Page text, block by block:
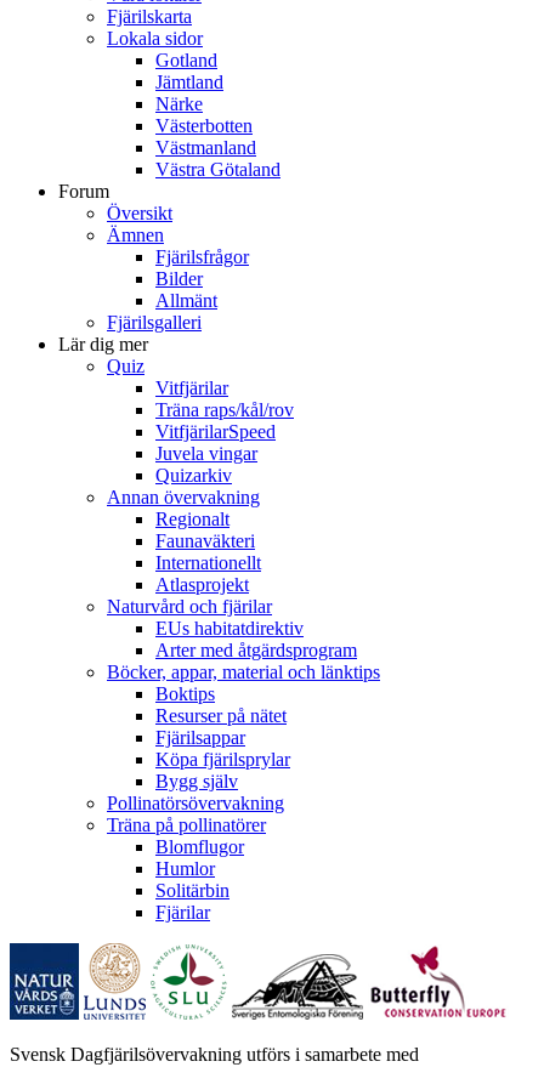
Fjärilskarta
Lokala sidor
Gotland
Jämtland
Närke
Västerbotten
Västmanland
Västra Götaland
Forum
Översikt
Ämnen
Fjärilsfrågor
Bilder
Allmänt
Fjärilsgalleri
Lär dig mer
Quiz
Vitfjärilar
Träna raps/kål/rov
VitfjärilarSpeed
Juvela vingar
Quizarkiv
Annan övervakning
Regionalt
Faunaväkteri
Internationellt
Atlasprojekt
Naturvård och fjärilar
EUs habitatdirektiv
Arter med åtgärdsprogram
Böcker, appar, material och länktips
Boktips
Resurser på nätet
Fjärilsappar
Köpa fjärilsprylar
Bygg själv
Pollinatörsövervakning
Träna på pollinatörer
Blomflugor
Humlor
Solitärbin
Fjärilar
Svensk Dagfjärilsövervakning utförs i samarbete med